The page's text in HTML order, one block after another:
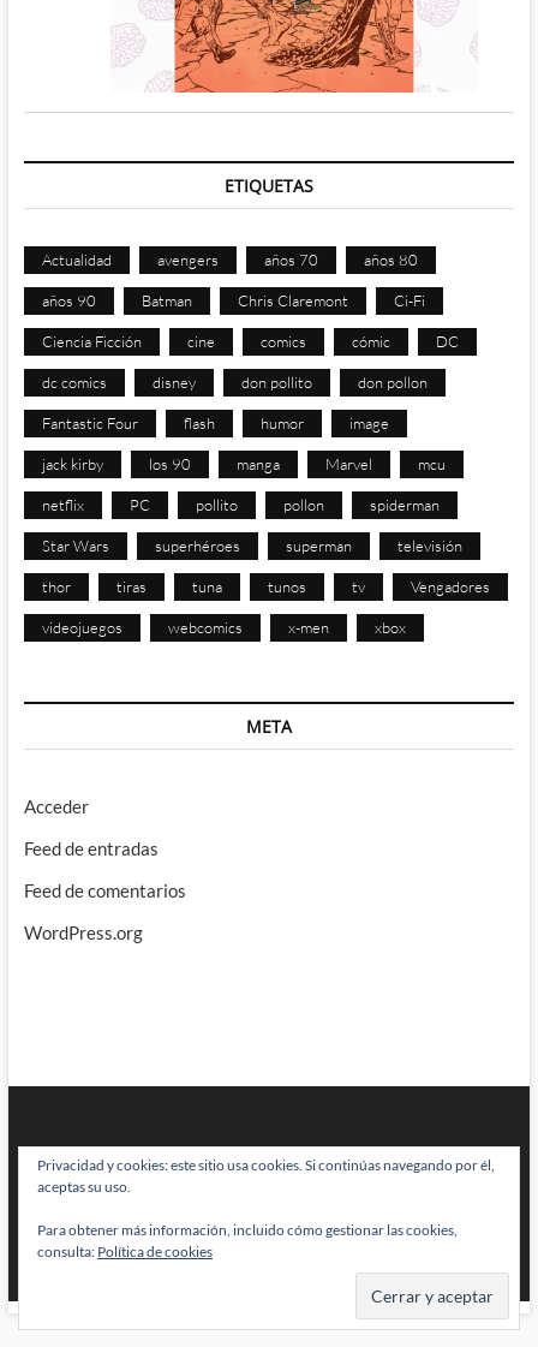
ETIQUETAS
Actualidad avengers años 70 años 80
años 90 Batman Chris Claremont Ci-Fi
Ciencia Ficción cine comics cómic DC
dc comics disney don pollito don pollon
Fantastic Four flash humor image
jack kirby los 90 manga Marvel mcu
netflix PC pollito pollon spiderman
Star Wars superhéroes superman televisión
thor tiras tuna tunos tv Vengadores
videojuegos webcomics x-men xbox
META
Acceder
Feed de entradas
Feed de comentarios
WordPress.org
BRAINSTOMPING| Diseñado por:Theme Freesia|WordPress| © Todos
los derechos reservados
Privacidad y cookies: este sitio usa cookies. Si continúas navegando por él,
aceptas su uso.
Para obtener más información, incluido cómo gestionar las cookies,
consulta: Política de cookies